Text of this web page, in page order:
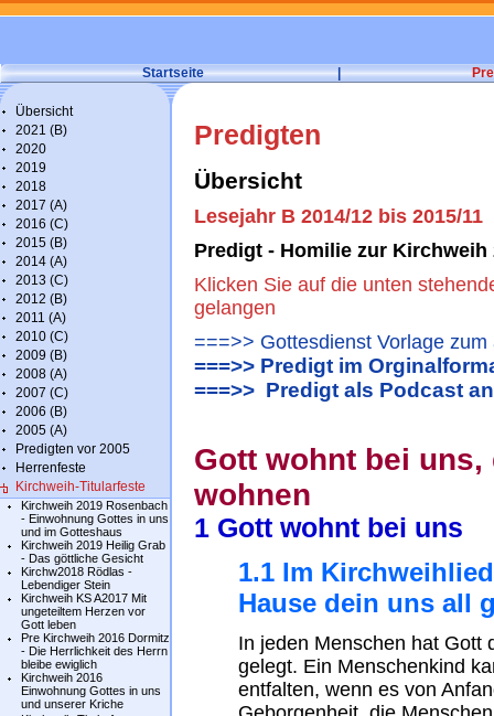
Startseite |
Übersicht
2021 (B)
2020
2019
2018
2017 (A)
2016 (C)
2015 (B)
2014 (A)
2013 (C)
2012 (B)
2011 (A)
2010 (C)
2009 (B)
2008 (A)
2007 (C)
2006 (B)
2005 (A)
Predigten vor 2005
Herrenfeste
Kirchweih-Titularfeste
Kirchweih 2019 Rosenbach
- Einwohnung Gottes in uns
und im Gotteshaus
Kirchweih 2019 Heilig Grab
- Das göttliche Gesicht
Kirchw2018 Rödlas -
Lebendiger Stein
Kirchweih KS A2017 Mit
ungeteiltem Herzen vor
Gott leben
Pre Kirchweih 2016 Dormitz
- Die Herrlichkeit des Herrn
bleibe ewiglich
Kirchweih 2016
Einwohnung Gottes in uns
und unserer Kriche
Predigten
Übersicht
Lesejahr B 2014/12 bis 2015/11
Predigt - Homilie zur Kirchweih
Klicken Sie auf die unten
gelangen
===>> Gottesdienst Vorlage
===>> Predigt im
===>> Predigt als Podcast
Gott wohnt bei
wohnen
1 Gott wohnt bei uns
1.1 Im
Hause dein uns all
In jeden Menschen hat Gott
gelegt. Ein Menschenkind
entfalten, wenn es von